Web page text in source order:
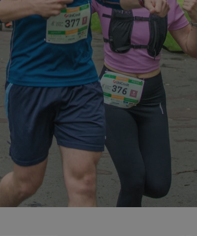
przechowywania
Opis
Ten plik cookie przechowuje identyfikator sesji.
1 rok
Ten plik cookie przechowuje identyfikator sesji.
1 rok
Ten plik cookie przechowuje identyfikator sesji.
4 tygodnie 2 dni
Ten plik cookie jest używany przez usługę Cookie-
Script.com do zapamiętywania preferencji
dotyczących zgody użytkownika na pliki cookie.
Jest to konieczne, aby baner cookie Cookie-
Script.com działał poprawnie.
29 minut 53
sekundy
Ten plik cookie służy do rozróżniania ludzi i
botów. Jest to korzystne dla strony internetowej,
ponieważ umożliwia tworzenie ważnych raportów
na temat korzystania z jej witryny internetowej.
5 miesięcy 4
Ten plik cookie przechowuje informacje o zgodzie
użytkownika oraz jego preferencjach dotyczących
prywatności podczas korzystania z witryny.
Rejestruje wybory dotyczące polityki prywatności
i ustawień zgody, zapewniając ich przestrzeganie
w kolejnych wizytach. Dzięki temu użytkownik nie
musi ponownie konfigurować swoich preferencji,
co zwiększa wygodę i zgodność z regulacjami
ochrony danych.